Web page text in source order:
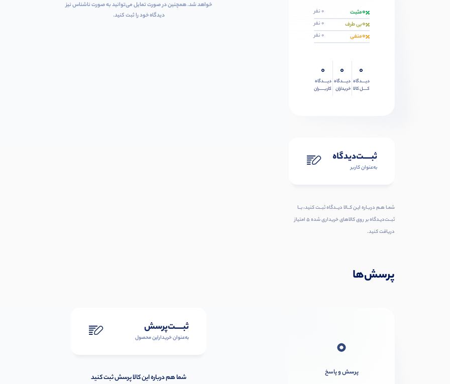
0مثبت 0 نفر
0بی طرف 0 نفر
0منفی 0 نفر
0
دیــــدگاه
کــــل کالا
0
دیــــدگاه
خریداران
0
دیــــدگاه
کاربـــــران
ثبـــــت‌دیدگاه
به‌عنوان کاربر
شمـا هـم دربـاره ایـن کــالا دیــدگاه ثبــت کنید، بــا
ثبــت‌دیـدگاه بر روی کالاهای خریداری شده ۵ امتیاز
دریافت کنید.
خواهد شد. همچنین در صورت تمایل می‌توانید به صورت ناشناس نیز
دیدگاه خود را ثبت کنید.
پرسش‌ها
0
پرسش و پاسخ
ثبـــــت‌پرسش
به‌عنوان ‌خریدار‌این‌ محصول
شما هم درباره این کالا پرسش ثبت کنید